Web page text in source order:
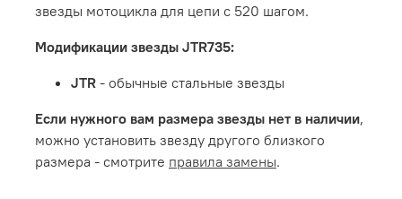
звезды мотоцикла для цепи с 520 шагом.
Модификации звезды JTR735:
JTR - обычные стальные звезды
Если нужного вам размера звезды нет в наличии,
можно установить звезду другого близкого
размера - смотрите правила замены.